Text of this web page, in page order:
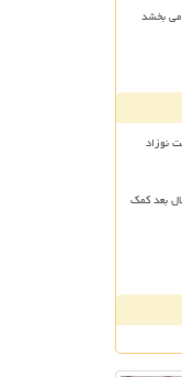
می بخشد
نوزاد
بعد کمک